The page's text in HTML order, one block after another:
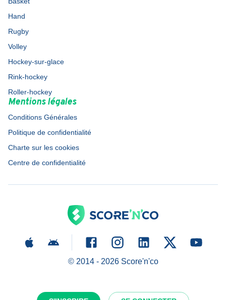
Hand
Rugby
Volley
Hockey-sur-glace
Rink-hockey
Roller-hockey
Mentions légales
Conditions Générales
Politique de confidentialité
Charte sur les cookies
Centre de confidentialité
© 2014 - 2026Score'n'co